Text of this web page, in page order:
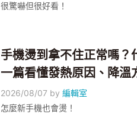
很驚嚇但很好看！
手機燙到拿不住正常嗎？
一篇看懂發熱原因、降溫
2026/08/07 by編輯室
怎麼新手機也會燙！